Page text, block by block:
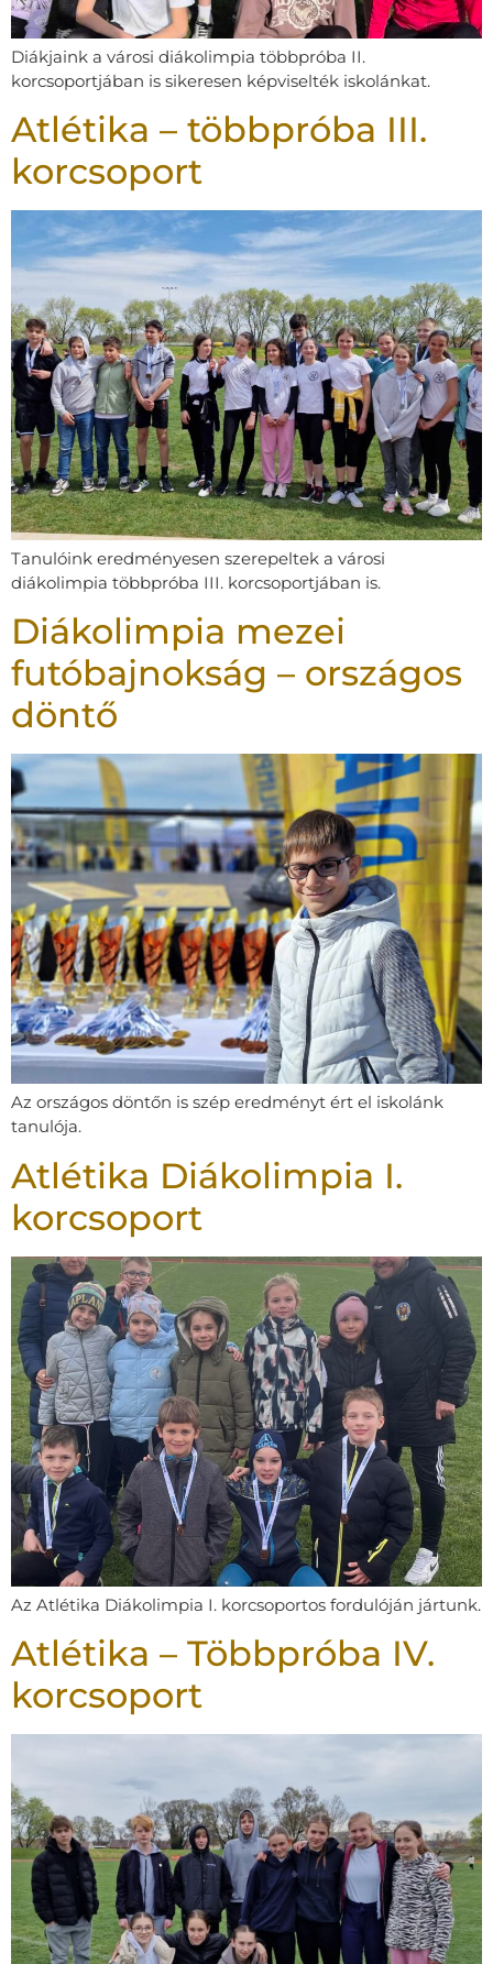
Diákjaink a városi diákolimpia többpróba II.
korcsoportjában is sikeresen képviselték iskolánkat.
Atlétika – többpróba III.
korcsoport
Tanulóink eredményesen szerepeltek a városi
diákolimpia többpróba III. korcsoportjában is.
Diákolimpia mezei
futóbajnokság – országos
döntő
Az országos döntőn is szép eredményt ért el iskolánk
tanulója.
Atlétika Diákolimpia I.
korcsoport
Az Atlétika Diákolimpia I. korcsoportos fordulóján jártunk.
Atlétika – Többpróba IV.
korcsoport